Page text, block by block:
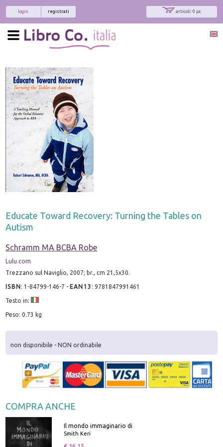
articoli: 0 pz.
registrati
login
Educate Toward Recovery: Turning the Tables on
Autism
Schramm MA BCBA Robe
Lulu.com
Trezzano sul Naviglio, 2007; br., cm 21,5x30.
ISBN:1-84799-146-7 - EAN13 :9781847991461
Testo in:
Peso: 0.73 kg
non disponibile - NON ordinabile
COMPRA ANCHE
Il mondo immaginario di
Smith Keri